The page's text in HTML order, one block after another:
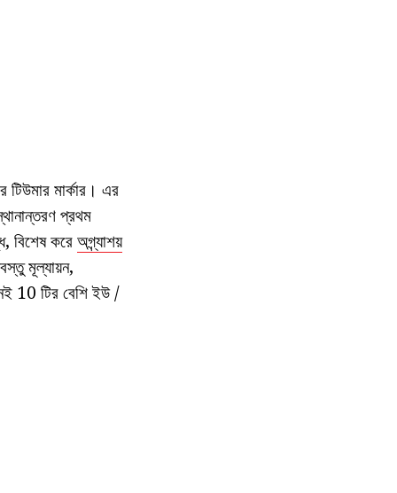
মার্কার। এর
প্রথম
বিশেষ করেঅগ্ন্যাশয়
মূল্যায়ন,
10 টির বেশি ইউ /